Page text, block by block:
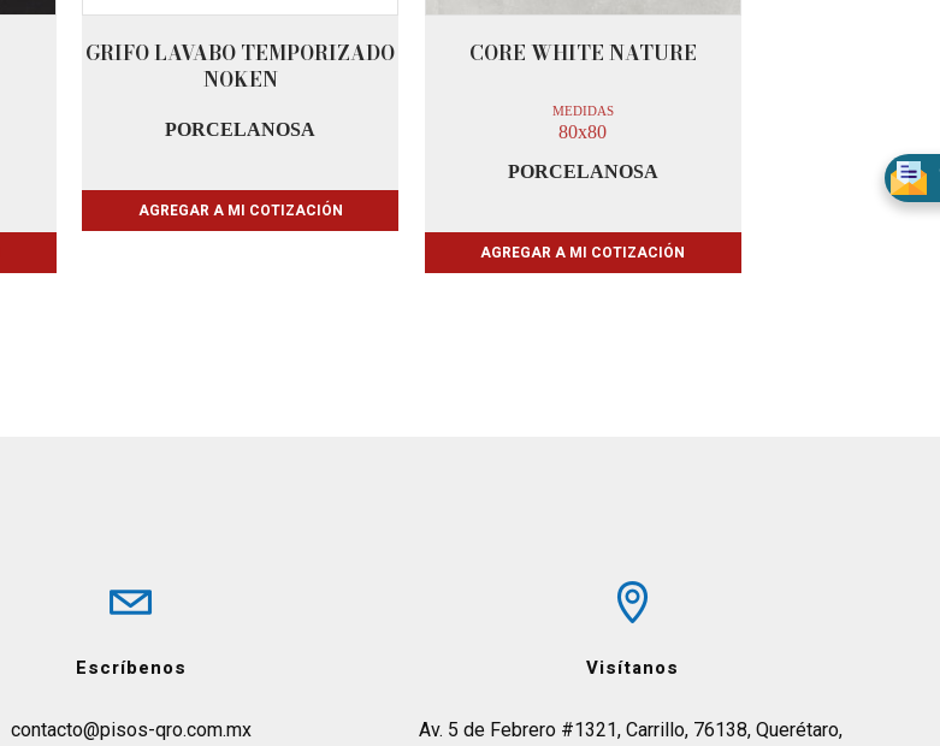
GRIFO LAVABO TEMPORIZADO
NOKEN
PORCELANOSA
AGREGAR A MI COTIZACIÓN
CORE WHITE NATURE
MEDIDAS
80x80
PORCELANOSA
AGREGAR A MI COTIZACIÓN
Escríbenos
contacto@pisos-qro.com.mx
Visítanos
Av. 5 de Febrero #1321, Carrillo, 76138, Querétaro,